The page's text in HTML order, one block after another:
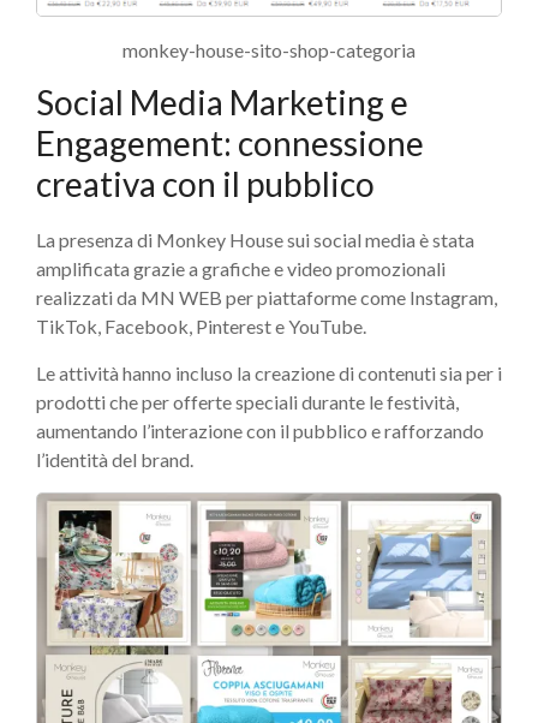
monkey-house-sito-shop-categoria
Social Media Marketing e
Engagement: connessione
creativa con il pubblico
La presenza di Monkey House sui social media è stata
amplificata grazie a grafiche e video promozionali
realizzati da MN WEB per piattaforme come Instagram,
TikTok, Facebook, Pinterest e YouTube.
Le attività hanno incluso la creazione di contenuti sia per i
prodotti che per offerte speciali durante le festività,
aumentando l’interazione con il pubblico e rafforzando
l’identità del brand.